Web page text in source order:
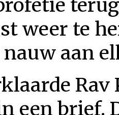
weer te
aan
een brief.